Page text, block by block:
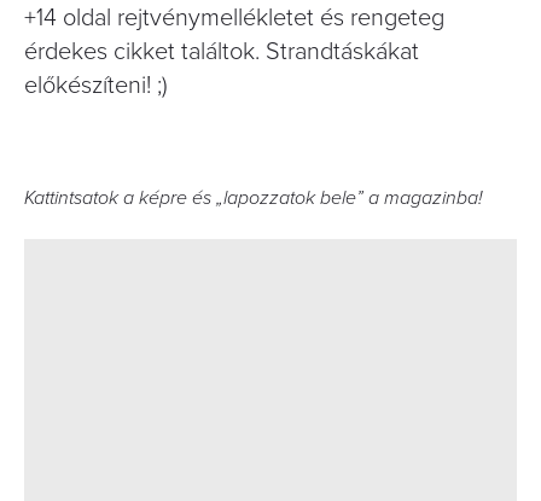
+14 oldal rejtvénymellékletet és rengeteg
érdekes cikket találtok. Strandtáskákat
előkészíteni! ;)
Kattintsatok a képre és „lapozzatok bele” a magazinba!